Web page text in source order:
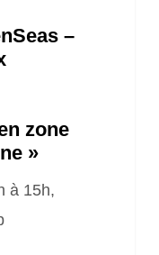
–
zone
»
à 15h,